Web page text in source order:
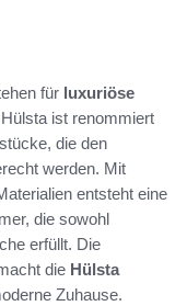
für luxuriöse
ist renommiert
die den
werden. Mit
entsteht eine
die sowohl
erfüllt. Die
die Hülsta
Zuhause.